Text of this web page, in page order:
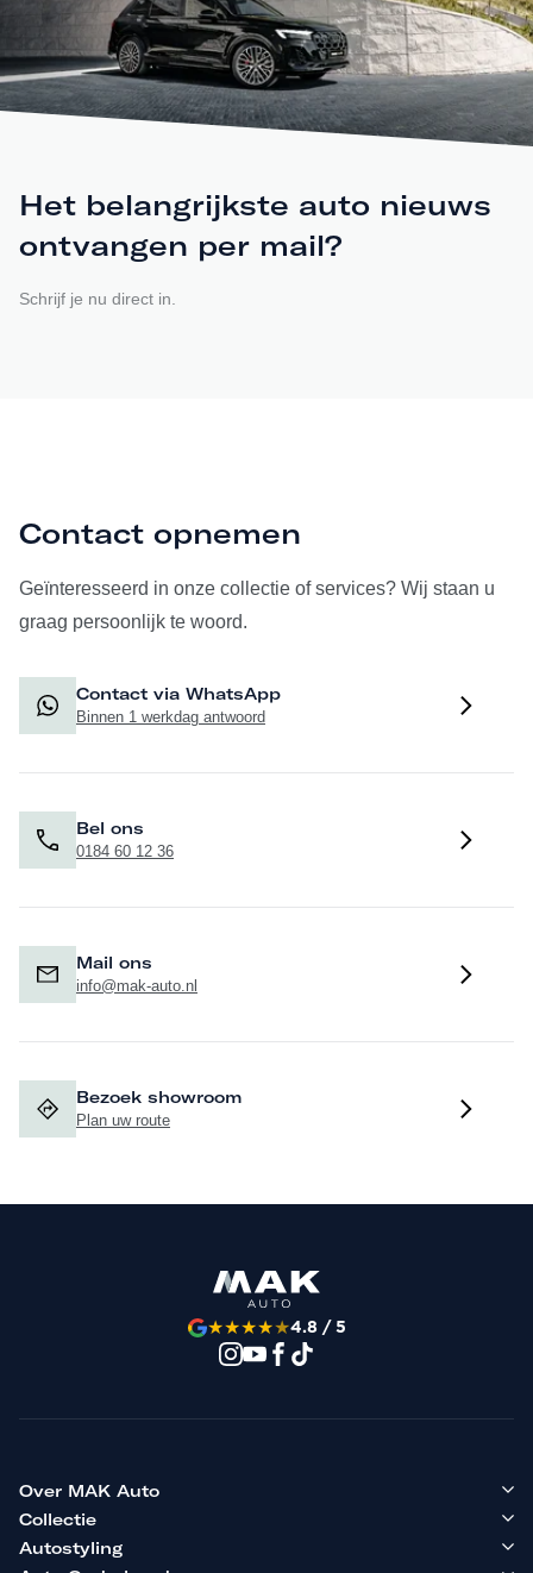
Het belangrijkste auto nieuws
ontvangen per mail?
Schrijf je nu direct in.
Contact opnemen
Geïnteresseerd in onze collectie of services? Wij staan u
graag persoonlijk te woord.
Contact via WhatsApp
Binnen 1 werkdag antwoord
Bel ons
0184 60 12 36
Mail ons
info@mak-auto.nl
Bezoek showroom
Plan uw route
★★★★★4.8 / 5
Over MAK Auto
Collectie
Autostyling